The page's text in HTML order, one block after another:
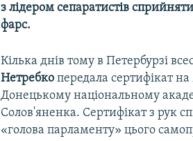
з лідером сепаратистів
фарс.
Кілька днів тому в Петербурзі
Нетребко передала сертифікат
Донецькому національному
Солов'яненка. Сертифікат з рук
«голова парламенту» цього